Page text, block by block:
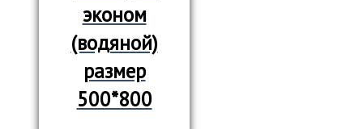
эконом
(водяной)
размер
500*800